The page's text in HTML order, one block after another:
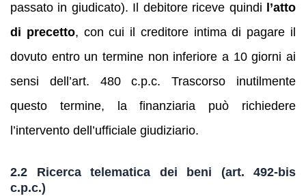
passato in giudicato). Il debitore riceve quindi
l’atto
di precetto, con cui il creditore intima di pagare il
dovuto entro un termine non inferiore a 10 giorni ai
sensi dell’art. 480 c.p.c. Trascorso inutilmente
questo termine, la finanziaria può richiedere
l’intervento dell’ufficiale giudiziario.
2.2 Ricerca telematica dei beni (art. 492‑bis
c.p.c.)